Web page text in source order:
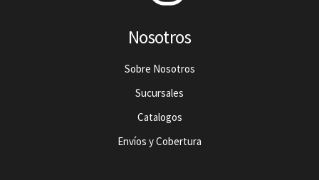
Nosotros
Sobre Nosotros
Sucursales
Catalogos
Envíos y Cobertura